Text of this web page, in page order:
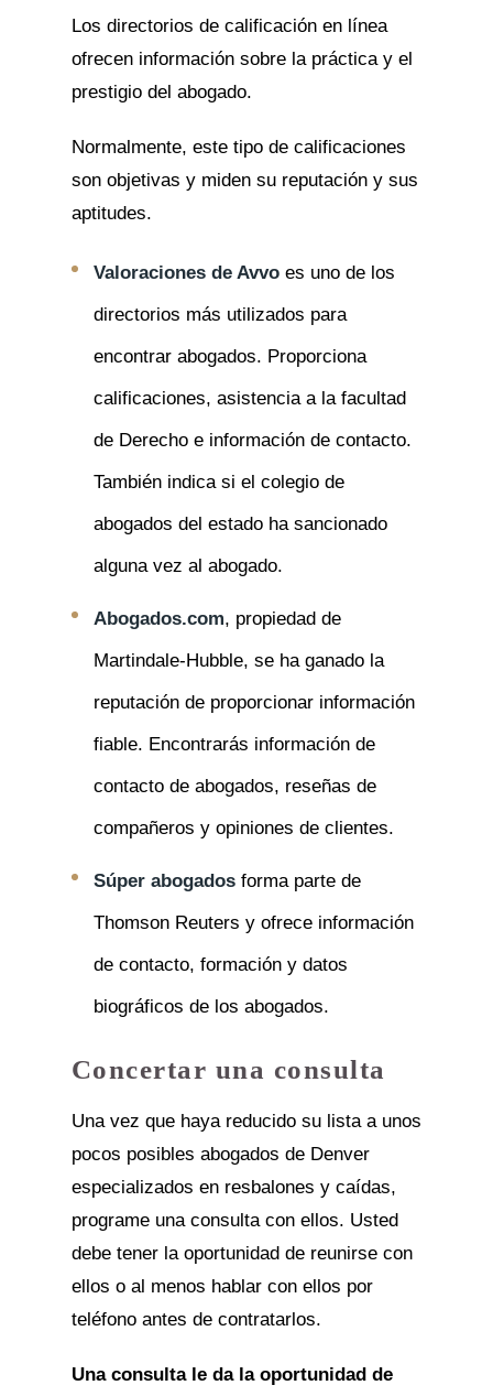
Los directorios de calificación en línea
ofrecen información sobre la práctica y el
prestigio del abogado.
Normalmente, este tipo de calificaciones
son objetivas y miden su reputación y sus
aptitudes.
Valoraciones de Avvoes uno de los
directorios más utilizados para
encontrar abogados. Proporciona
calificaciones, asistencia a la facultad
de Derecho e información de contacto.
También indica si el colegio de
abogados del estado ha sancionado
alguna vez al abogado.
Abogados.com, propiedad de
Martindale-Hubble, se ha ganado la
reputación de proporcionar información
fiable. Encontrarás información de
contacto de abogados, reseñas de
compañeros y opiniones de clientes.
Súper abogadosforma parte de
Thomson Reuters y ofrece información
de contacto, formación y datos
biográficos de los abogados.
Concertar una consulta
Una vez que haya reducido su lista a unos
pocos posibles abogados de Denver
especializados en resbalones y caídas,
programe una consulta con ellos. Usted
debe tener la oportunidad de reunirse con
ellos o al menos hablar con ellos por
teléfono antes de contratarlos.
Una consulta le da la oportunidad de